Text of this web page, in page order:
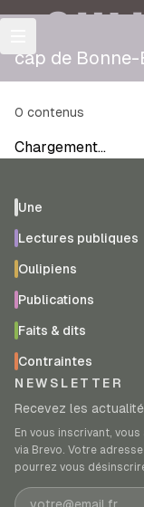
cap de Bonne-
0 contenus
Chargement…
Une
Lectures publiques
Oulipiens
Publications
Faits & dits
Contraintes
NEWSLETTER
Recevez les
En vous inscrivant,
via Brevo. Votre
pourrez vous
Adresse e-mail